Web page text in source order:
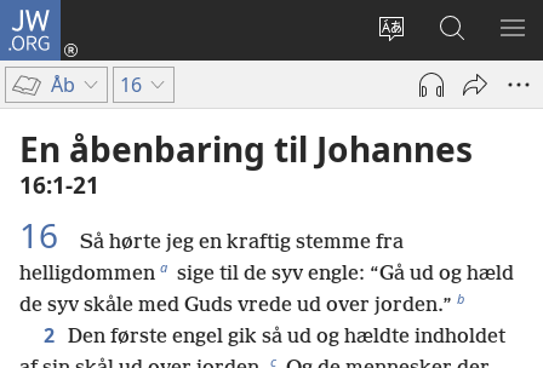
JW.ORG
Vælg
sprog
Log
på
(åbner
Søg
på
JW.ORG
VIS
Åb 16
En åbenbaring til Johannes
16:1-21
16
Så hørte jeg en kraftig stemme fra
helligdommen a sige til de syv engle: “Gå ud og hæld
de syv skåle med Guds vrede ud over jorden.” b
2 Den første engel gik så ud og hældte indholdet
c